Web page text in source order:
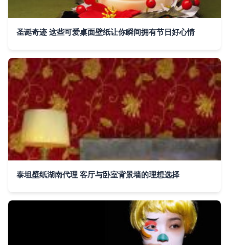
圣诞奇迹 这些可爱桌面壁纸让你瞬间拥有节日好心情
泰坦壁纸湖南代理 客厅与卧室背景墙的理想选择